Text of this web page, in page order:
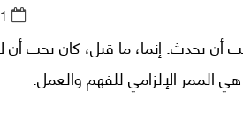
أن يحدث. إنما، ما قيل، كان يجب أن
الممر الإلزامي للفهم والعمل.